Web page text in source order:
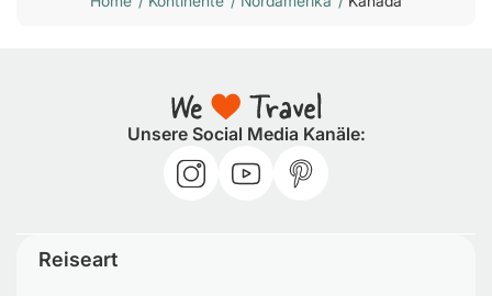
Unsere Social Media Kanäle:
Reiseart